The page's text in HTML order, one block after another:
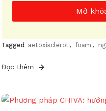
Mở
Tagged aetoxisclerol , foam ,
Đọc thêm